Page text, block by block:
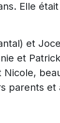
Elle
et
et
parents et